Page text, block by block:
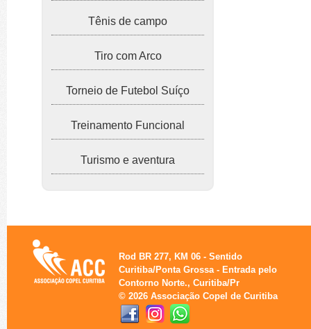
Tênis de campo
Tiro com Arco
Torneio de Futebol Suíço
Treinamento Funcional
Turismo e aventura
Rod BR 277, KM 06 - Sentido
Curitiba/Ponta Grossa - Entrada pelo
Contorno Norte., Curitiba/Pr
© 2026 Associação Copel de Curitiba